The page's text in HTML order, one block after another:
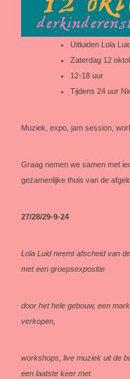
Uitluiden Lola
Zaterdag 12
12-18 uur
Tijdens 24 uur
Muziek, expo, jam session,
Graag nemen we samen met
gezamenlijke thuis van de
27/28/29-9-24
Lola Luid neemt afscheid van
met een groepsexpositie
door het hele gebouw, een
verkopen,
workshops, live muziek uit de
een laatste keer met